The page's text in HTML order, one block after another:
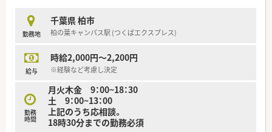
舗では子ども・女性110番の店として、緊急立寄り所の指定を受
ける等の活動も行っており、本来の“地域密着型薬局”を目指して
進化し続けています
勤務地
千葉県 柏市
柏の葉キャンパス駅 (つくばエクスプレス)
給与
時給2,000円～2,200円
※経験など考慮し決定
勤務
時間
月火木金 9：00~18：30
土 9：00~13：00
上記のうち応相談。
18時30分までの勤務必須